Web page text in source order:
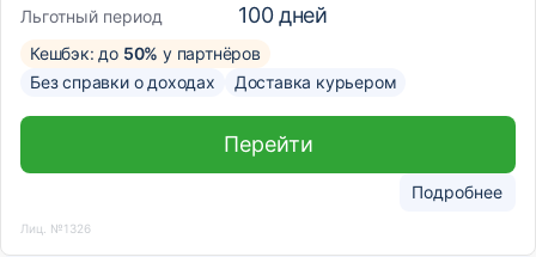
Льготный период 100дней
Кешбэк: до 50% у партнёров
Без справки о доходах
Доставка курьером
Подробнее
Перейти
Лиц. №1326